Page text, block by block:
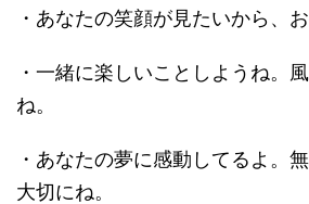
・あなたの笑顔が見たいから、
・一緒に楽しいことしようね。
ね。
・あなたの夢に感動してるよ。
大切にね。